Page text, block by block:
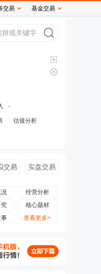
-
估值分析
交易 实盘交易
经营分析
核心题材
查看更多>
交易 基金交易